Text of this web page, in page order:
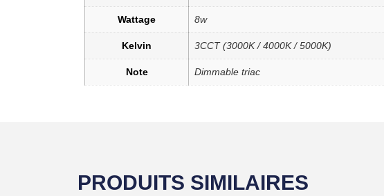
Wattage 8w
Kelvin 3CCT (3000K / 4000K / 5000K)
Note Dimmable triac
PRODUITS SIMILAIRES